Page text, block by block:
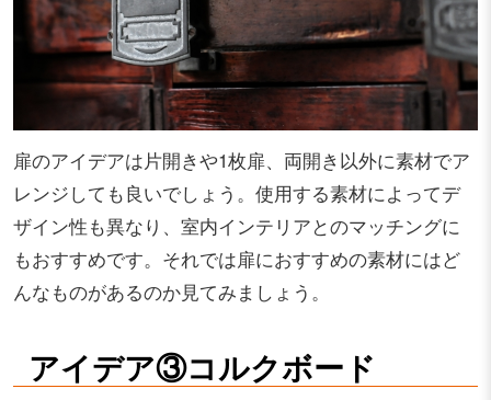
扉のアイデアは片開きや1枚扉、両開き以外に素材でア
レンジしても良いでしょう。使用する素材によってデ
ザイン性も異なり、室内インテリアとのマッチングに
もおすすめです。それでは扉におすすめの素材にはど
んなものがあるのか見てみましょう。
アイデア③コルクボード